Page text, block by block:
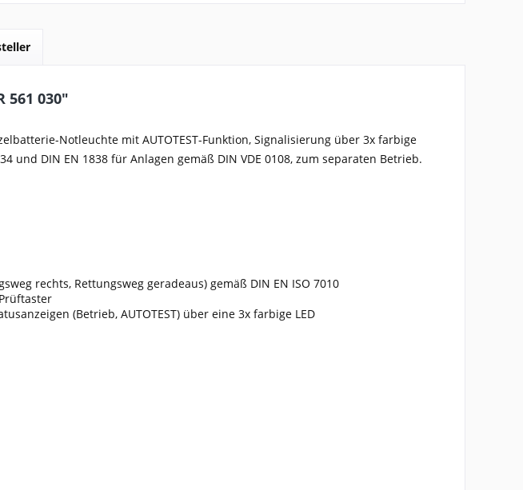
030"
Notleuchte mit AUTOTEST-Funktion, Signalisierung über 3x farbige
und DIN EN 1838 für Anlagen gemäß DIN VDE 0108, zum separaten Betrieb.
rechts, Rettungsweg geradeaus) gemäß DIN EN ISO 7010
(Betrieb, AUTOTEST) über eine 3x farbige LED